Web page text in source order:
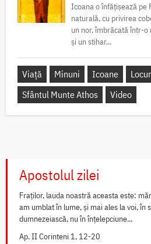
Icoana o înfățișează pe
naturală, cu privirea
un nor, îmbrăcată într-
și un stihar...
Viață Minuni Icoane
Sfântul Munte Athos
Video
Apostolul zilei
Fraților, lauda noastră aceasta este:
am umblat în lume, și mai ales la voi, în
dumnezeiască, nu în înțelepciune...
Ap. II Corinteni 1, 12-20